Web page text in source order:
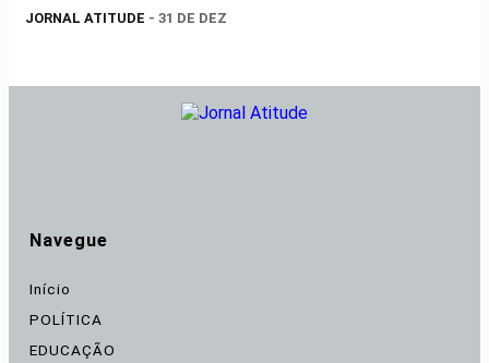
JORNAL ATITUDE - 31 DE DEZ
Navegue
Início
POLÍTICA
EDUCAÇÃO